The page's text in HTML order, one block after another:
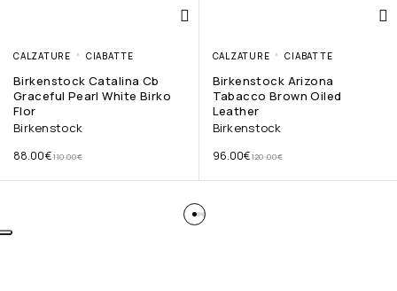
CALZATURE CIABATTE
Birkenstock Catalina Cb
Graceful Pearl White Birko
Flor
Birkenstock
110.00€
88.00€
CALZATURE CIABATTE
Birkenstock Arizona
Tabacco Brown Oiled
Leather
Birkenstock
120.00€
96.00€